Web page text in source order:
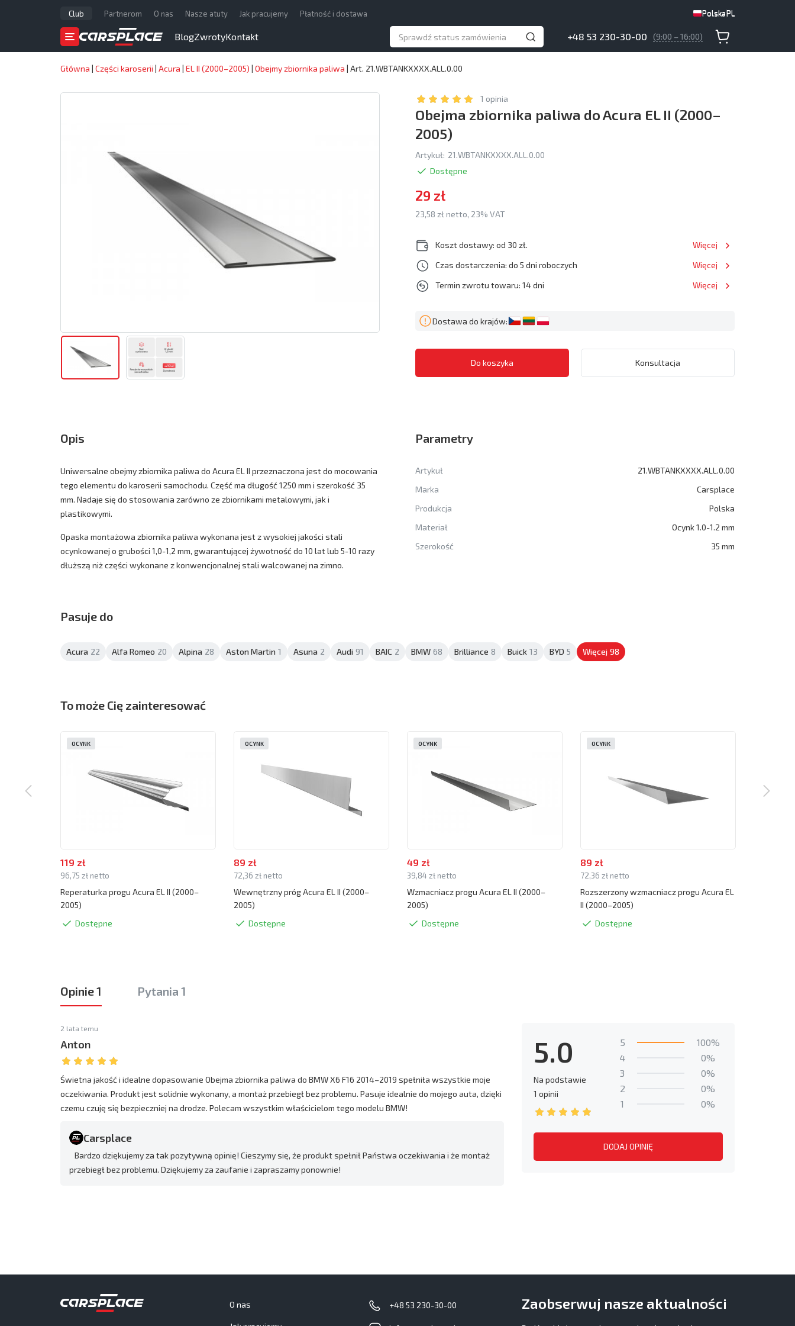
Club Partnerom O nas Nasze atuty Jak pracujemy Płatność i dostawa PolskaPL
BlogZwrotyKontakt +48 53 230-30-00 (9:00 – 16:00)
PolskaPL
Główna | Części karoserii | Acura | EL II (2000–2005) | Obejmy zbiornika paliwa | Art. 21.WBTANKXXXX.ALL.0.00
1 opinia
Obejma zbiornika paliwa do Acura EL II (2000–
2005)
Artykuł: 21.WBTANKXXXX.ALL.0.00
Dostępne
29 zł
23,58 zł netto, 23% VAT
Koszt dostawy: od 30 zł.
Więcej
Czas dostarczenia: do 5 dni roboczych
Więcej
Termin zwrotu towaru: 14 dni
Więcej
Dostawa do krajów:
Konsultacja
Opis
Uniwersalne obejmy zbiornika paliwa do Acura EL II przeznaczona jest do mocowania
tego elementu do karoserii samochodu. Część ma długość 1250 mm i szerokość 35
mm. Nadaje się do stosowania zarówno ze zbiornikami metalowymi, jak i
plastikowymi.
Opaska montażowa zbiornika paliwa wykonana jest z wysokiej jakości stali
ocynkowanej o grubości 1,0-1,2 mm, gwarantującej żywotność do 10 lat lub 5-10 razy
dłuższą niż części wykonane z konwencjonalnej stali walcowanej na zimno.
Parametry
Artykuł
21.WBTANKXXXX.ALL.0.00
Marka
Carsplace
Produkcja
Polska
Materiał
Ocynk 1.0-1.2 mm
Szerokość
35 mm
Pasuje do
Acura 22 Alfa Romeo 20 Alpina 28 Aston Martin 1 Asuna 2 Audi 91 BAIC 2 BMW 68 Brilliance 8 Buick 13 BYD 5 Więcej 98
To może Cię zainteresować
119 zł
96,75 zł netto
Reperaturka progu Acura EL II (2000–
2005)
Dostępne
OCYNK
89 zł
72,36 zł netto
Wewnętrzny próg Acura EL II (2000–
2005)
Dostępne
OCYNK
49 zł
39,84 zł netto
Wzmacniacz progu Acura EL II (2000–
2005)
Dostępne
OCYNK
89 zł
72,36 zł netto
Rozszerzony wzmacniacz progu Acura EL
II (2000–2005)
Dostępne
OCYNK
Opinie 1 Pytania 1
5.0
Na podstawie
1 opinii
5
100%
4
0%
3
0%
2
0%
1
0%
DODAJ OPINIĘ
2 lata temu
Anton
Świetna jakość i idealne dopasowanie Obejma zbiornika paliwa do BMW X6 F16 2014–2019 spełniła wszystkie moje
oczekiwania. Produkt jest solidnie wykonany, a montaż przebiegł bez problemu. Pasuje idealnie do mojego auta, dzięki
czemu czuję się bezpieczniej na drodze. Polecam wszystkim właścicielom tego modelu BMW!
Carsplace
Bardzo dziękujemy za tak pozytywną opinię! Cieszymy się, że produkt spełnił Państwa oczekiwania i że montaż
przebiegł bez problemu. Dziękujemy za zaufanie i zapraszamy ponownie!
O nas +48 53 230-30-00 Zaobserwuj nasze aktualności